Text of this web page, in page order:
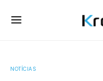
NOTÍCIAS